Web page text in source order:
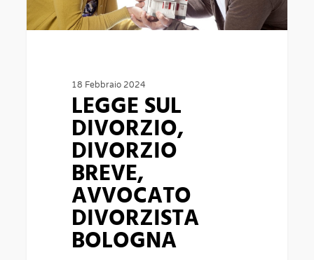
AVVOCATO
DIVORZISTA
18 Febbraio 2024
LEGGE SUL
DIVORZIO,
DIVORZIO
BREVE,
AVVOCATO
DIVORZISTA
BOLOGNA